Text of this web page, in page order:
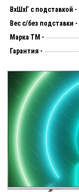
ВхШхГ с подставкой -
Вес с/без подставки -
Марка ТМ -
Гарантия -